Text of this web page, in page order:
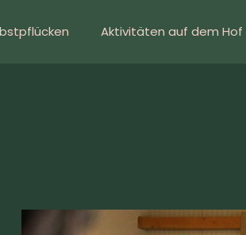
Aktivitäten auf dem Hof